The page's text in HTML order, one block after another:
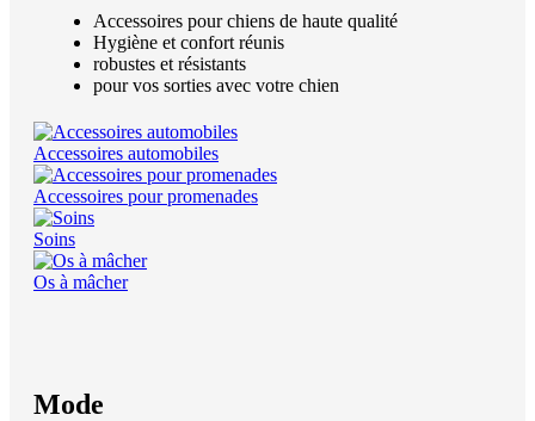
Accessoires pour chiens de haute qualité
Hygiène et confort réunis
robustes et résistants
pour vos sorties avec votre chien
Accessoires automobiles
Accessoires pour promenades
Soins
Os à mâcher
Mode